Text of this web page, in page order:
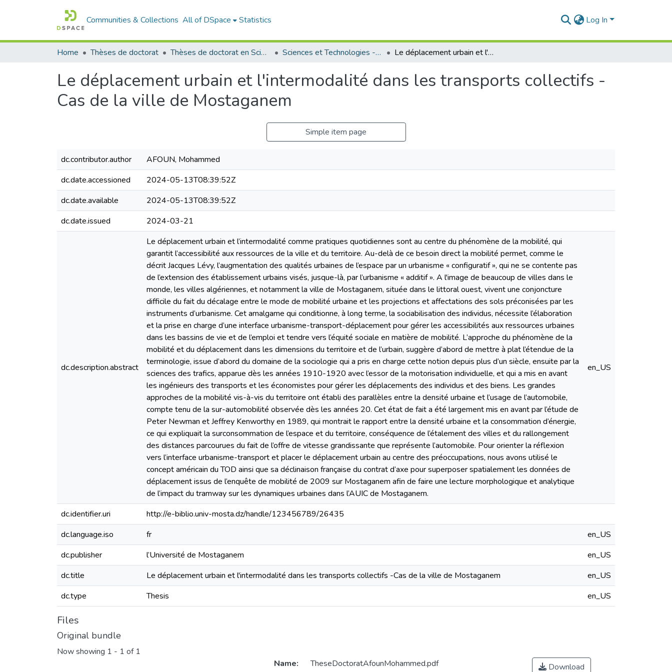
Communities & Collections All of DSpace Statistics Log In
Home Thèses de doctorat Thèses de doctorat en Sciences Sciences et Technologies - العلوم و التكنولوجيا Le déplacement urbain et l'intermodalité dans les transports collectifs -Cas de la ville de Mostaganem
Le déplacement urbain et l'intermodalité dans les transports collectifs -
Cas de la ville de Mostaganem
Simple item page
dc.contributor.author
AFOUN, Mohammed
dc.date.accessioned
2024-05-13T08:39:52Z
dc.date.available
2024-05-13T08:39:52Z
dc.date.issued
2024-03-21
dc.description.abstract
Le déplacement urbain et l’intermodalité comme pratiques quotidiennes sont au centre du phénomène de la mobilité, qui
garantit l’accessibilité aux ressources de la ville et du territoire. Au-delà de ce besoin direct la mobilité permet, comme le
décrit Jacques Lévy, l’augmentation des qualités urbaines de l’espace par un urbanisme « configuratif », qui ne se contente pas
de l’extension des établissement urbains visés, jusque-là, par l’urbanisme « additif ». A l'image de beaucoup de villes dans le
monde, les villes algériennes, et notamment la ville de Mostaganem, située dans le littoral ouest, vivent une conjoncture
difficile du fait du décalage entre le mode de mobilité urbaine et les projections et affectations des sols préconisées par les
instruments d’urbanisme. Cet amalgame qui conditionne, à long terme, la sociabilisation des individus, nécessite l’élaboration
et la prise en charge d’une interface urbanisme-transport-déplacement pour gérer les accessibilités aux ressources urbaines
dans les bassins de vie et de l’emploi et tendre vers l’équité sociale en matière de mobilité. L’approche du phénomène de la
mobilité et du déplacement dans les dimensions du territoire et de l’urbain, suggère d’abord de mettre à plat l’étendue de la
terminologie, issue d’abord du domaine de la sociologie qui a pris en charge cette notion depuis plus d’un siècle, ensuite par la
sciences des trafics, apparue dès les années 1910-1920 avec l’essor de la motorisation individuelle, et qui a mis en avant
les ingénieurs des transports et les économistes pour gérer les déplacements des individus et des biens. Les grandes
approches de la mobilité vis-à-vis du territoire ont établi des parallèles entre la densité urbaine et l’usage de l’automobile,
compte tenu de la sur-automobilité observée dès les années 20. Cet état de fait a été largement mis en avant par l’étude de
Peter Newman et Jeffrey Kenworthy en 1989, qui montrait le rapport entre la densité urbaine et la consommation d’énergie,
ce qui expliquait la surconsommation de l’espace et du territoire, conséquence de l’étalement des villes et du rallongement
des distances parcourues du fait de l’offre de vitesse grandissante que représente l’automobile. Pour orienter la réflexion
vers l’interface urbanisme-transport et placer le déplacement urbain au centre des préoccupations, nous avons utilisé le
concept américain du TOD ainsi que sa déclinaison française du contrat d’axe pour superposer spatialement les données de
déplacement issus de l’enquête de mobilité de 2009 sur Mostaganem afin de faire une lecture morphologique et analytique
de l’impact du tramway sur les dynamiques urbaines dans l’AUIC de Mostaganem.
en_US
dc.identifier.uri
http://e-biblio.univ-mosta.dz/handle/123456789/26435
dc.language.iso
fr
en_US
dc.publisher
l’Université de Mostaganem
en_US
dc.title
Le déplacement urbain et l'intermodalité dans les transports collectifs -Cas de la ville de Mostaganem
en_US
dc.type
Thesis en_US
Files
Original bundle
Now showing 1 - 1 of 1
Name:
TheseDoctoratAfounMohammed.pdf
Download